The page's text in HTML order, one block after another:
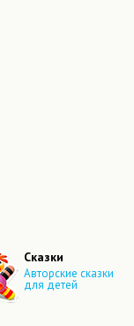
Сказки
Авторские сказки
для детей